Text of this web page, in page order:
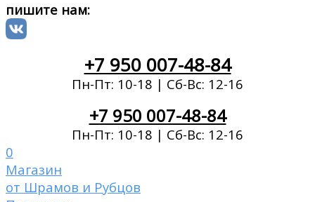
пишите нам:
+7 950 007-48-84
Пн-Пт: 10-18 | Сб-Вс: 12-16
+7 950 007-48-84
Пн-Пт: 10-18 | Сб-Вс: 12-16
0
Магазин
от Шрамов и Рубцов